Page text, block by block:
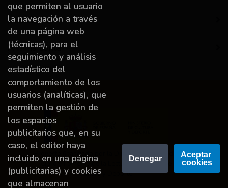
Destacado
A miña conta
Proyecto financiado por la Dirección General del
Libro y Fomento de la Lectura, Ministerio de
Cultura y Deporte.
que permiten al usuario
la navegación a través
de una página web
(técnicas), para el
seguimiento y análisis
estadístico del
comportamiento de los
usuarios (analíticas), que
permiten la gestión de
los espacios
publicitarios que, en su
caso, el editor haya
incluido en una página
(publicitarias) y cookies
que almacenan
Denegar
Aceptar
cookies